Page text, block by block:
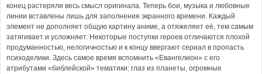
конец растеряли весь смысл оригинала. Теперь бои, музыка и любовные
линии вставлены лишь для заполнения экранного времени. Каждый
элемент не дополняет общую картину аниме, а отяжеляет её, тем самым
затягивает и усложняет. Некоторые поступки героев отличаются плохой
продуманностью, нелогичностью и к концу ввергают сериал в пропасть
психоделики. Здесь самое время вспомнить «Евангелион» с его
атрибутами «библейской» тематики: глаз из планеты, огромные